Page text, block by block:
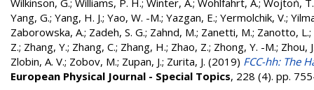
Wilkinson, G.; Williams, P. H.; Winter, A.; Wohlfahrt, A.; Wojtoń, T.
Yang, G.; Yang, H. J.; Yao, W. -M.; Yazgan, E.; Yermolchik, V.;
Zaborowska, A.; Zadeh, S. G.; Zahnd, M.; Zanetti, M.; Zanotto, L.;
Z.; Zhang, Y.; Zhang, C.; Zhang, H.; Zhao, Z.; Zhong, Y. -M.; Zhou,
Zlobin, A. V.; Zobov, M.; Zupan, J.; Zurita, J. (2019) FCC-hh: The
European Physical Journal - Special Topics, 228 (4). pp.